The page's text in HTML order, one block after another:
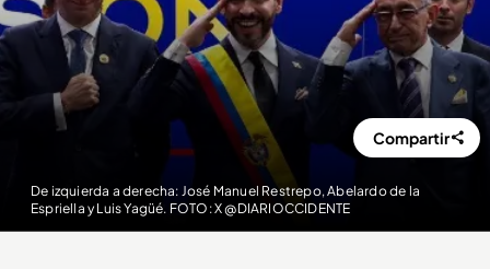
De izquierda a derecha: José Manuel Restrepo, Abelardo de la
Espriella y Luis Yagüé. FOTO: X @DIARIOCCIDENTE
Compartir